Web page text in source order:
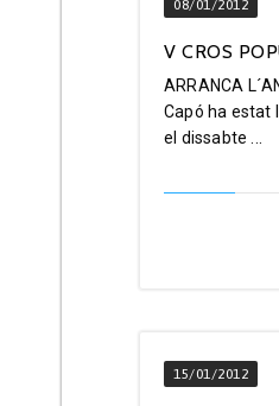
08/01/2012
V CROS
ARRANCA
Capó ha estat
el dissabte ...
15/01/2012